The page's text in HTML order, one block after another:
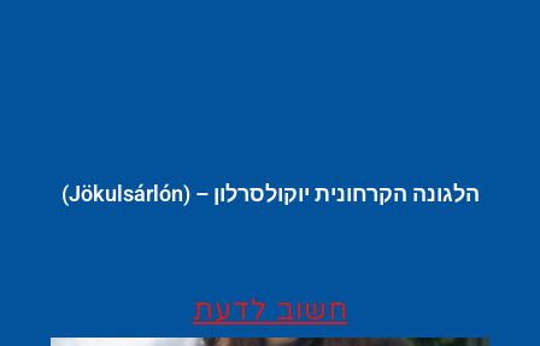
הלגונה הקרחונית יוקולסרלון – (Jökulsárlón)
חשוב לדעת